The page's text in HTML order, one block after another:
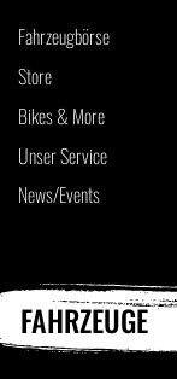
Fahrzeugbörse
Store
Bikes & More
Unser Service
News/Events
FAHRZEUGE